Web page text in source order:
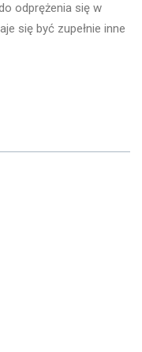
odprężenia się w
się być zupełnie inne